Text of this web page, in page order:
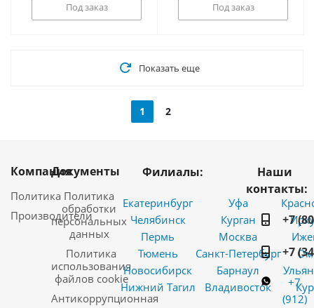
Под заказ Под заказ
Показать еще
1 2
Компания
Политика
Производители
Документы
Политика
обработки
персональных
данных
Политика
использования
файлов cookie
Антикоррупционная
Филиалы:
Екатеринбург
Челябинск
Пермь
Тюмень
Новосибирск
Нижний Тагил
Уфа
Курган
Москва
Санкт-Петербург
Барнаул
Владивосток
Наши
контакты:
+7
+7
+7
(912)